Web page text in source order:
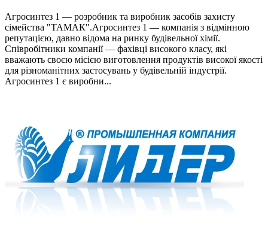
Агросинтез 1 — розробник та виробник засобів захисту
сімейства "ТАМАК".Агросинтез 1 — компанія з відмінною
репутацією, давно відома на ринку будівельної хімії.
Співробітники компанії — фахівці високого класу, які
вважають своєю місією виготовлення продуктів високої якості
для різноманітних застосувань у будівельній індустрії.
Агросинтез 1 є виробни...